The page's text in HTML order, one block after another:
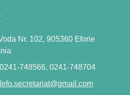
Nr. 102, 905360 Eforie
748566, 0241-748704
lefo.secretariat@gmail.com